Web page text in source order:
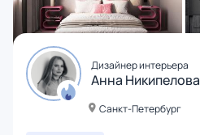
Дизайнер интерьера
Анна Никипелова
Санкт-Петербург